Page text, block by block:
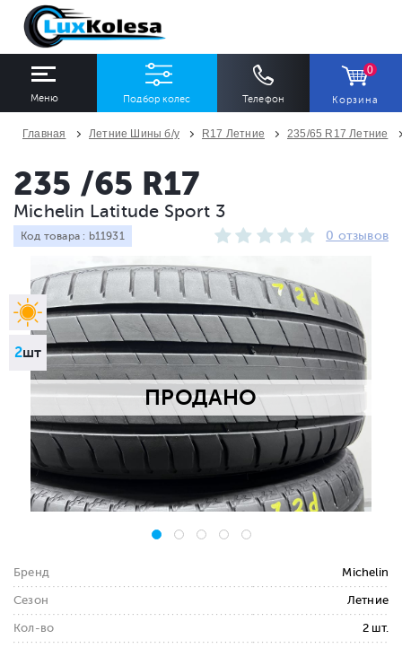
Меню Подбор колес Телефон
0
Корзина
Ширина
Все
Профиль
Все
Сезон
Все
Количество
Все
ПОДОБРАТЬ
Главная Летние Шины б/у R17 Летние 235/65 R17 Летние
ПРОДАНО
2шт
235 /65 R17
Michelin Latitude Sport 3
Код товара : b11931 0 отзывов
Бренд Michelin
Сезон Летние
Кол-во 2 шт.